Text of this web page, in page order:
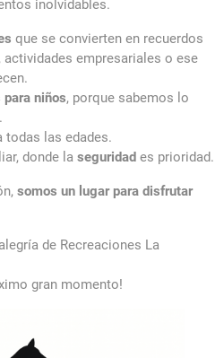
inolvidables.
que se convierten en recuerdos
empresariales o ese
niños, porque sabemos lo
todas las edades.
donde la seguridad es prioridad.
somos un lugar para disfrutar
de Recreaciones La
gran momento!